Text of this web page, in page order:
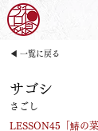
◀ 一覧に戻る
サゴシ
さごし
LESSON45「鰆の菜